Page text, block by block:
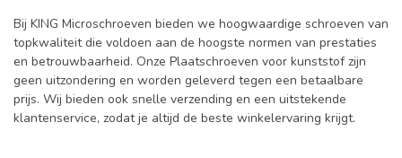
Bij KING Microschroeven bieden we hoogwaardige schroeven van
topkwaliteit die voldoen aan de hoogste normen van prestaties
en betrouwbaarheid. Onze Plaatschroeven voor kunststof zijn
geen uitzondering en worden geleverd tegen een betaalbare
prijs. Wij bieden ook snelle verzending en een uitstekende
klantenservice, zodat je altijd de beste winkelervaring krijgt.